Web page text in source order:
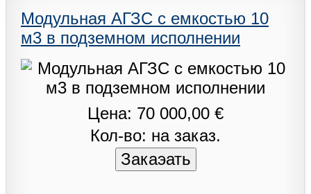
Модульная АГЗС с емкостью 10
м3 в подземном исполнении
Цена: 70 000,00 €
Кол-во: на заказ.